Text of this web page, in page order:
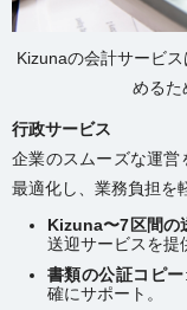
Kizunaの会計サービ
めるた
行政サービス
企業のスムーズな運
最適化し、業務負担を
Kizuna〜7区間の
送迎サービスを提
書類の公証コピー
確にサポート。